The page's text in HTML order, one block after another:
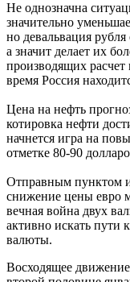
Не однозначна
значительно
но девальвация
а значит делает их
производящих
время Россия
Цена на нефть
котировка нефти
начнется игра на
отметке 80-90
Отправным пунктом
снижение цены евро
вечная война двух
активно искать пути
валюты.
Восходящее